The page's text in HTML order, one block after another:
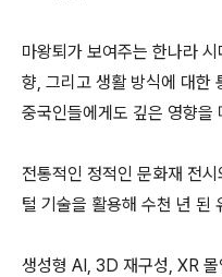
마왕퇴가 보여주는 한나라
향, 그리고 생활 방식에 대한
중국인들에게도 깊은 영향을
전통적인 정적인 문화재 전
털 기술을 활용해 수천 년 된
생성형 AI, 3D 재구성, XR